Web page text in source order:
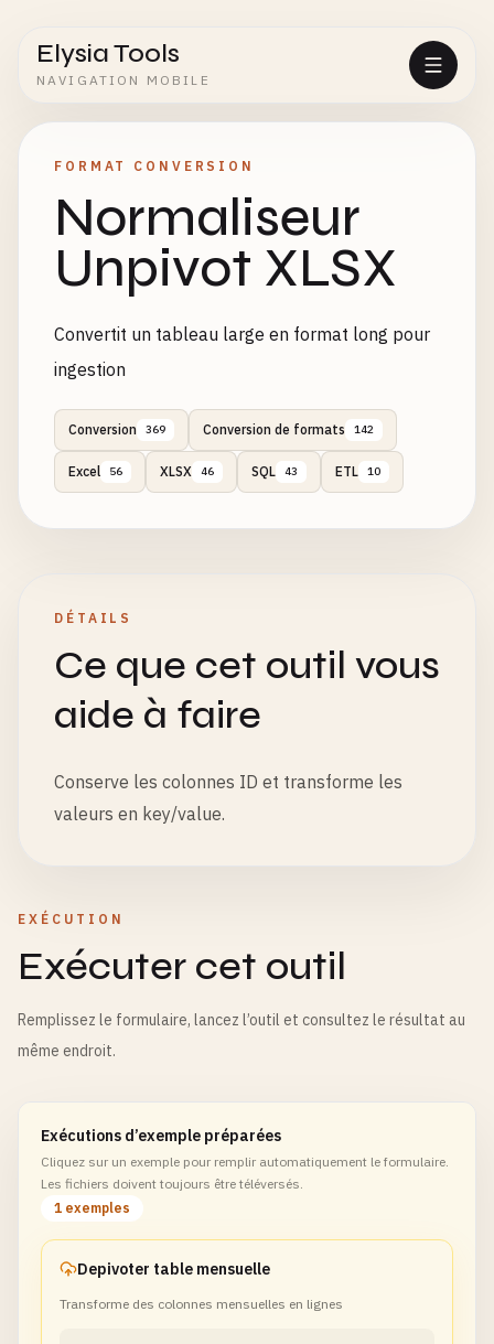
Elysia Tools
NAVIGATION MOBILE
FORMAT CONVERSION
Normaliseur
Unpivot XLSX
Convertit un tableau large en format long pour
ingestion
Conversion 369 Conversion de formats 142
Excel 56 XLSX 46 SQL 43 ETL 10
DÉTAILS
Ce que cet outil vous
aide à faire
Conserve les colonnes ID et transforme les
valeurs en key/value.
EXÉCUTION
Exécuter cet outil
Remplissez le formulaire, lancez l’outil et consultez le résultat au
même endroit.
Exécutions d’exemple préparées
Cliquez sur un exemple pour remplir automatiquement le formulaire.
Les fichiers doivent toujours être téléversés.
1 exemples
Depivoter table mensuelle
Transforme des colonnes mensuelles en lignes